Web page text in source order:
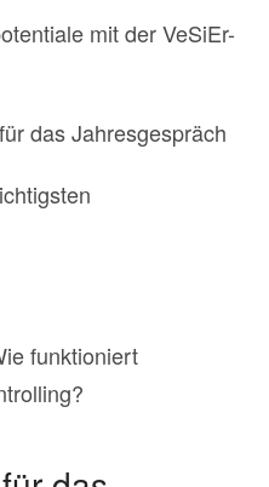
mit der VeSiEr-
das Jahresgespräch
funktioniert